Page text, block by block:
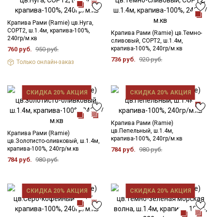
максимальная температура стирки 40С, не отбеливать
хлором; максимальная температура глажения 150С;
рекомендуется глажка с изнаночной стороны; сушить в
подвешенном расправленном состоянии.
Цветопередача может отличаться от оригинального цвета
ткани в зависимости от настроек вашего монитора и в
зависимости от партии тон ткани может отличаться.
Крапива Рами (Ramie) цв.Нуга,
СОРТ2, ш.1.4м, крапива-100%,
240гр/м.кв
760 руб. 950 руб.
Только онлайн-заказ
Крапива Рами (Ramie) цв.Темно-
сливовый, СОРТ2, ш.1.4м,
крапива-100%, 240гр/м.кв
736 руб. 920 руб.
СКИДКА 20% АКЦИЯ
Крапива Рами (Ramie)
цв.Золотисто-оливковый, ш.1.4м,
крапива-100%, 240гр/м.кв
784 руб. 980 руб.
СКИДКА 20% АКЦИЯ
Крапива Рами (Ramie)
цв.Пепельный, ш.1.4м,
крапива-100%, 240гр/м.кв
784 руб. 980 руб.
СКИДКА 20% АКЦИЯ СКИДКА 20% АКЦИЯ
Мы публикуем здесь дополнительные
промокоды и скидки до 30% на узкие
категории тканей
Электронная почта
Подписаться
Ознакомлен(а) с Политикой обработки персональных